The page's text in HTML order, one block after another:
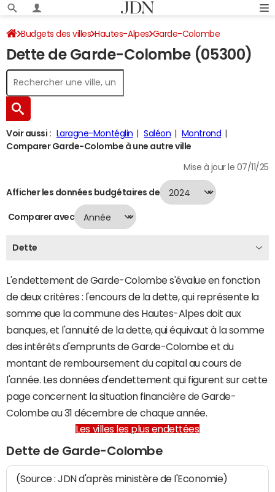
Budgets des villes Hautes-Alpes Garde-Colombe
Dette au 31/12/2024
Dette de Garde-Colombe (05300)
Voir aussi : Laragne-Montéglin Saléon
Montrond
Comparer Garde-Colombe à une autre ville
Mise à jour le 07/11/25
Afficher les données budgétaires de
Comparer avec
Dette
L'endettement de Garde-Colombe s'évalue en fonction
de deux critères : l'encours de la dette, qui représente la
somme que la commune des Hautes-Alpes doit aux
banques, et l'annuité de la dette, qui équivaut à la somme
des intérêts d'emprunts de Garde-Colombe et du
montant de remboursement du capital au cours de
l'année. Les données d'endettement qui figurent sur cette
page concernent la situation financière de Garde-
Colombe au 31 décembre de chaque année.
Les villes les plus endettées
Dette de Garde-Colombe
(Source : JDN d'après ministère de l'Economie)